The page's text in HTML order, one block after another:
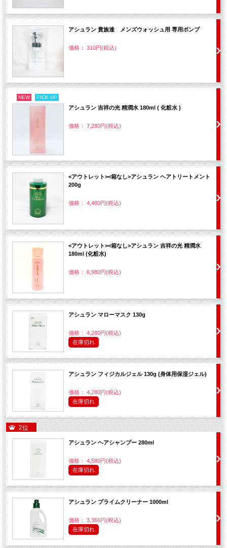
アシュラン 貴族達 メンズウォッシュ用 専用ポンプ
価格： 310円(税込)
NEW PICK UP
アシュラン 吉祥の光 精潤水 180ml ( 化粧水 )
価格： 7,280円(税込)
<アウトレット><箱なし>アシュラン ヘアトリートメント
200g
価格： 4,480円(税込)
<アウトレット><箱なし>アシュラン 吉祥の光 精潤水
180ml (化粧水)
価格： 6,980円(税込)
アシュラン マローマスク 130g
価格： 4,280円(税込)
在庫切れ
アシュラン フィジカルジェル 130g (身体用保湿ジェル)
価格： 4,280円(税込)
在庫切れ
2位
アシュラン ヘアシャンプー 280ml
価格： 4,580円(税込)
在庫切れ
アシュラン プライムクリーナー 1000ml
価格： 3,366円(税込)
在庫切れ